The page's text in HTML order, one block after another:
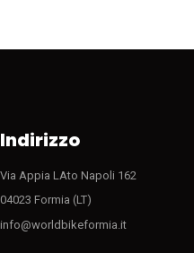
Indirizzo
Via Appia LAto Napoli 162
04023 Formia (LT)
info@worldbikeformia.it